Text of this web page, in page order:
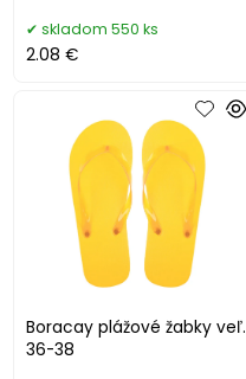
skladom 550 ks
2.08 €
Boracay plážové žabky veľ.
36-38